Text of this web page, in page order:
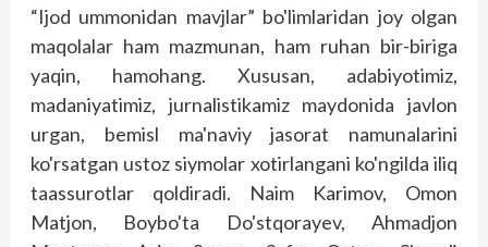
“Ijod ummonidan mavjlar” bo'limlaridan joy olgan
maqolalar ham mazmunan, ham ruhan bir-biriga
yaqin, hamohang. Xususan, adabiyotimiz,
madaniyatimiz, jurnalistikamiz maydonida javlon
urgan, bemisl ma'naviy jasorat namunalarini
ko'rsatgan ustoz siymolar xotirlangani ko'ngilda iliq
taassurotlar qoldiradi. Naim Karimov, Omon
Matjon, Boybo'ta Do'stqorayev, Ahmadjon